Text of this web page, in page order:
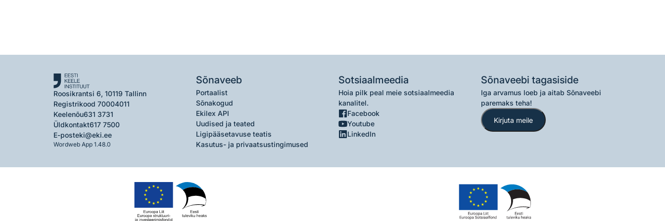
Roosikrantsi 6, 10119 Tallinn
Registrikood 70004011
Keelenõu631 3731
Üldkontakt617 7500
E-posteki@eki.ee
Wordweb App 1.48.0
Sõnaveeb
Portaalist
Sõnakogud
Ekilex API
Uudised ja teated
Ligipääsetavuse teatis
Kasutus- ja privaatsustingimused
Sotsiaalmeedia
Hoia pilk peal meie sotsiaalmeedia
kanalitel.
Facebook
Youtube
LinkedIn
Sõnaveebi tagasiside
Iga arvamus loeb ja aitab Sõnaveebi
paremaks teha!
Kirjuta meile